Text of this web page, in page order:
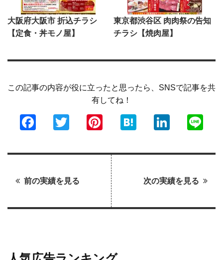
大阪府大阪市 折込チラシ
【定食・丼モノ屋】
東京都渋谷区 肉肉祭の告知
チラシ【焼肉屋】
この記事の内容が役に立ったと思ったら、SNSで記事を共
有してね！
Facebook
Twitter Pinterest
Hatena
前の実績を見る 次の実績を見る